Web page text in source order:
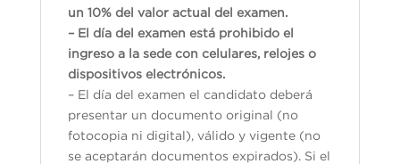
un 10% del valor actual del examen.
– El día del examen está prohibido el
ingreso a la sede con celulares, relojes o
dispositivos electrónicos.
– El día del examen el candidato deberá
presentar un documento original (no
fotocopia ni digital), válido y vigente (no
se aceptarán documentos expirados). Si el